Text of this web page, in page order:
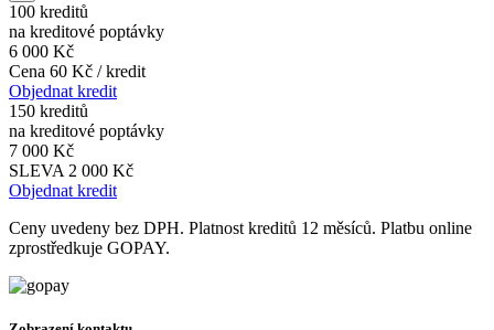
100 kreditů
na kreditové poptávky
6 000 Kč
Cena 60 Kč / kredit
Objednat kredit
150 kreditů
na kreditové poptávky
7 000 Kč
SLEVA 2 000 Kč
Objednat kredit
Ceny uvedeny bez DPH. Platnost kreditů 12 měsíců. Platbu online
zprostředkuje GOPAY.